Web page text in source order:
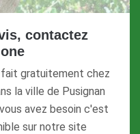
contactez
gratuitement chez
la ville de Pusignan
avez besoin c'est
sur notre site